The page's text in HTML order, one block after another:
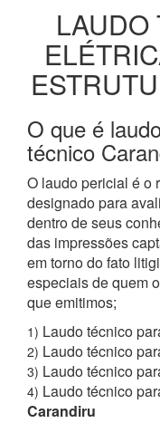
LAUDO
O que é
técnico
O laudo pericial é o
designado para
dentro de seus
das impressões
em torno do fato
especiais de quem
que emitimos;
1) Laudo técnico
2) Laudo técnico
3) Laudo técnico
4) Laudo técnico
Carandiru